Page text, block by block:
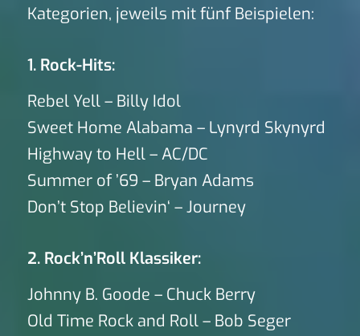
Kategorien, jeweils mit fünf Beispielen:
1. Rock-Hits:
Rebel Yell – Billy Idol
Sweet Home Alabama – Lynyrd Skynyrd
Highway to Hell – AC/DC
Summer of ’69 – Bryan Adams
Don’t Stop Believin‘ – Journey
2. Rock’n’Roll Klassiker:
Johnny B. Goode – Chuck Berry
Old Time Rock and Roll – Bob Seger